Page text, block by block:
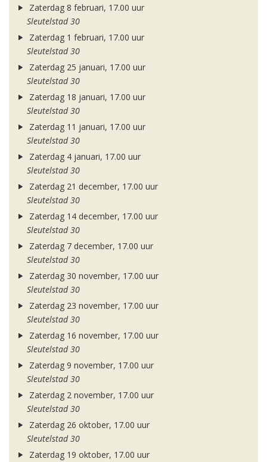
Zaterdag 8 februari, 17.00 uur
Sleutelstad 30
Zaterdag 1 februari, 17.00 uur
Sleutelstad 30
Zaterdag 25 januari, 17.00 uur
Sleutelstad 30
Zaterdag 18 januari, 17.00 uur
Sleutelstad 30
Zaterdag 11 januari, 17.00 uur
Sleutelstad 30
Zaterdag 4 januari, 17.00 uur
Sleutelstad 30
Zaterdag 21 december, 17.00 uur
Sleutelstad 30
Zaterdag 14 december, 17.00 uur
Sleutelstad 30
Zaterdag 7 december, 17.00 uur
Sleutelstad 30
Zaterdag 30 november, 17.00 uur
Sleutelstad 30
Zaterdag 23 november, 17.00 uur
Sleutelstad 30
Zaterdag 16 november, 17.00 uur
Sleutelstad 30
Zaterdag 9 november, 17.00 uur
Sleutelstad 30
Zaterdag 2 november, 17.00 uur
Sleutelstad 30
Zaterdag 26 oktober, 17.00 uur
Sleutelstad 30
Zaterdag 19 oktober, 17.00 uur